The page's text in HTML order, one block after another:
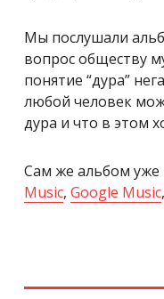
Мы послушали
вопрос обществу
понятие “дура”
любой человек
дура и что в этом
Сам же альбом
Music, Google Music,